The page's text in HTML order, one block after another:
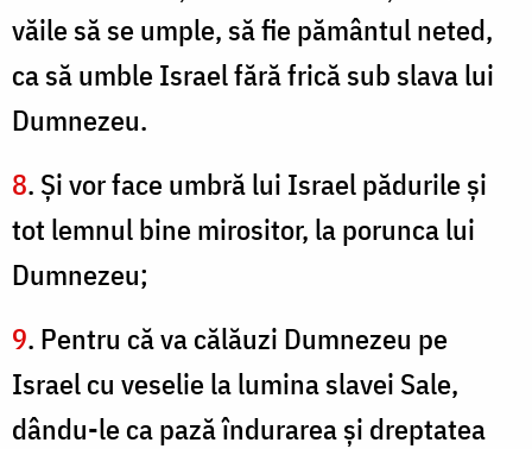
văile să se umple, să fie pământul neted,
ca să umble Israel fără frică sub slava lui
Dumnezeu.
8. Şi vor face umbră lui Israel pădurile şi
tot lemnul bine mirositor, la porunca lui
Dumnezeu;
9. Pentru că va călăuzi Dumnezeu pe
Israel cu veselie la lumina slavei Sale,
dându-le ca pază îndurarea şi dreptatea